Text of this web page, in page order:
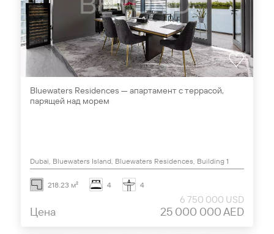
Bluewaters Residences — апартамент с террасой,
парящей над морем
Dubai, Bluewaters Island, Bluewaters Residences, Building 1
218.23 м² 4 4
Цена
6 750 000 USD
25 000 000 AED